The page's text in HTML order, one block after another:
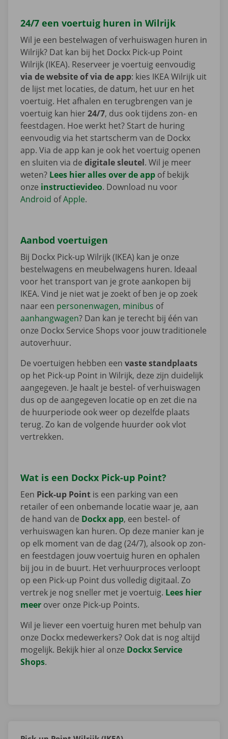
24/7 een voertuig huren in Wilrijk
Wil je een bestelwagen of verhuiswagen huren in
Wilrijk? Dat kan bij het Dockx Pick-up Point
Wilrijk (IKEA). Reserveer je voertuig eenvoudig
via de website of via de app: kies IKEA Wilrijk uit
de lijst met locaties, de datum, het uur en het
voertuig. Het afhalen en terugbrengen van je
voertuig kan hier24/7, dus ook tijdens zon- en
feestdagen. Hoe werkt het? Start de huring
eenvoudig via het startscherm van de Dockx
app. Via de app kan je ook het voertuig openen
en sluiten via de digitale sleutel. Wil je meer
weten? Lees hier alles over de app of bekijk
onze instructievideo. Download nu voor
Android ofApple.
Aanbod voertuigen
Bij Dockx Pick-up Wilrijk (IKEA) kan je onze
bestelwagens en meubelwagens huren. Ideaal
voor het transport van je grote aankopen bij
IKEA. Vind je niet wat je zoekt of ben je op zoek
naar een personenwagen, minibus of
aanhangwagen? Dan kan je terecht bij één van
onze Dockx Service Shops voor jouw traditionele
autoverhuur.
De voertuigen hebben een vaste standplaats
op het Pick-up Point in Wilrijk, deze zijn duidelijk
aangegeven. Je haalt je bestel- of verhuiswagen
dus op de aangegeven locatie op en zet die na
de huurperiode ook weer op dezelfde plaats
terug. Zo kan de volgende huurder ook vlot
vertrekken.
Wat is een Dockx Pick-up Point?
Een Pick-up Point is een parking van een
retailer of een onbemande locatie waar je, aan
de hand van de Dockx app, een bestel- of
verhuiswagen kan huren. Op deze manier kan je
op elk moment van de dag (24/7), alsook op zon-
en feestdagen jouw voertuig huren en ophalen
bij jou in de buurt. Het verhuurproces verloopt
op een Pick-up Point dus volledig digitaal. Zo
vertrek je nog sneller met je voertuig. Lees hier
meer over onze Pick-up Points.
Wil je liever een voertuig huren met behulp van
onze Dockx medewerkers? Ook dat is nog altijd
mogelijk. Bekijk hier al onze Dockx Service
Shops.